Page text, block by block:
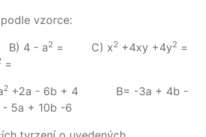
vzorce:
4 - a2 = C) x2 +4xy +4y2 =
=
2 +2a - 6b + 4 B= -3a + 4b -
- 5a + 10b -6